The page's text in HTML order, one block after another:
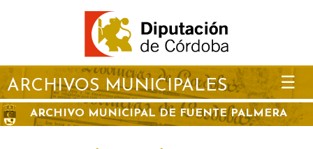
ARCHIVOS MUNICIPALES ☰
ARCHIVO MUNICIPAL DE FUENTE PALMERA